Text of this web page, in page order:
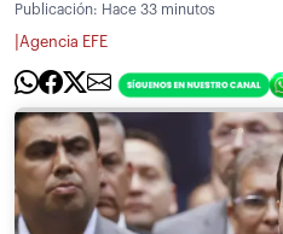
Publicación: Hace 33 minutos
Agencia EFE